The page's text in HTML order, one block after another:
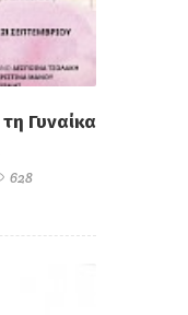
Γυναίκα
628